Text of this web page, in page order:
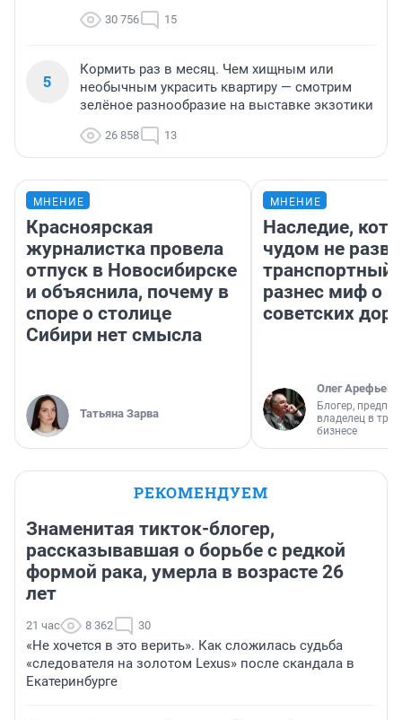
30 756 15
5
Кормить раз в месяц. Чем хищным или
необычным украсить квартиру — смотрим
зелёное разнообразие на выставке экзотики
26 858 13
МНЕНИЕ
Красноярская
журналистка провела
отпуск в Новосибирске
и объяснила, почему в
споре о столице
Сибири нет смысла
Татьяна Зарва
МНЕНИЕ
Наследие,
чудом не
транспортный
разнес миф о
советских
Олег Арефьев
Блогер,
владелец в
бизнесе
РЕКОМЕНДУЕМ
Знаменитая тикток-блогер,
рассказывавшая о борьбе с редкой
формой рака, умерла в возрасте 26
лет
21 час 8 362 30
«Не хочется в это верить». Как сложилась судьба
«следователя на золотом Lexus» после скандала в
Екатеринбурге